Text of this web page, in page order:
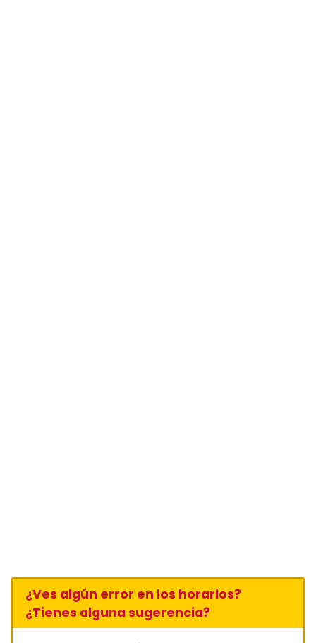
¿Ves algún error en los horarios?
¿Tienes alguna sugerencia?